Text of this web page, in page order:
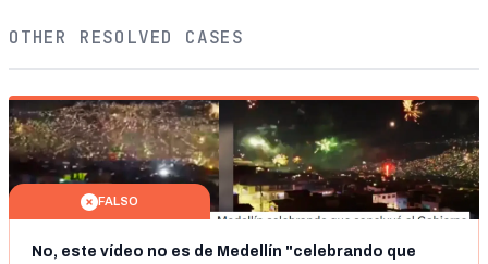
OTHER RESOLVED CASES
FALSO
No, este vídeo no es de Medellín "celebrando que